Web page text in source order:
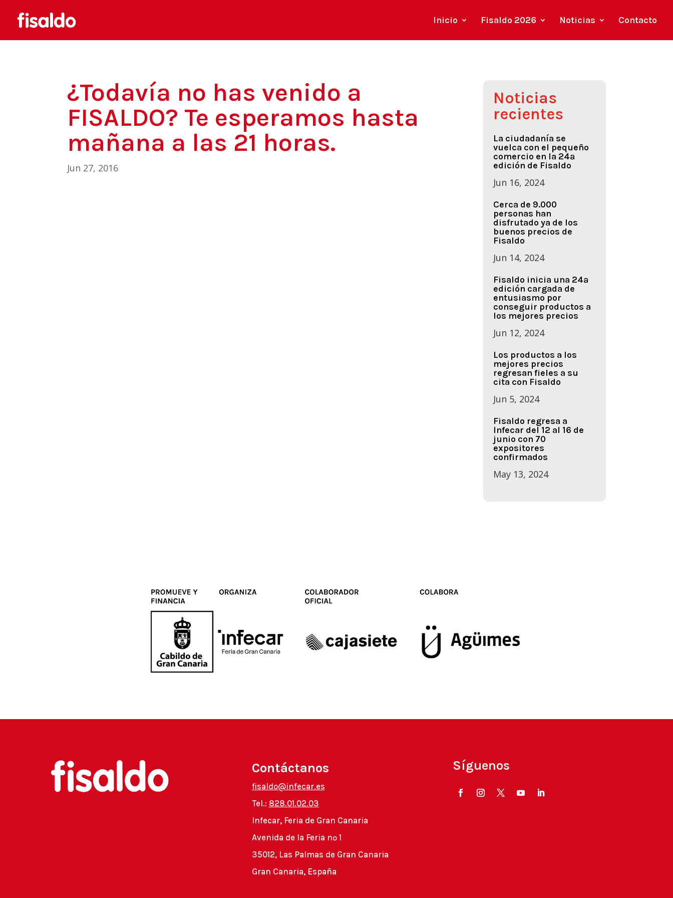
Inicio Fisaldo 2026 Noticias Contacto
¿Todavía no has venido a
FISALDO? Te esperamos hasta
mañana a las 21 horas.
Jun 27, 2016
Noticias
recientes
La ciudadanía se
vuelca con el pequeño
comercio en la 24ª
edición de Fisaldo
Jun 16, 2024
Cerca de 9.000
personas han
disfrutado ya de los
buenos precios de
Fisaldo
Jun 14, 2024
Fisaldo inicia una 24ª
edición cargada de
entusiasmo por
conseguir productos a
los mejores precios
Jun 12, 2024
Los productos a los
mejores precios
regresan fieles a su
cita con Fisaldo
Jun 5, 2024
Fisaldo regresa a
Infecar del 12 al 16 de
junio con 70
expositores
confirmados
May 13, 2024
Contáctanos
fisaldo@infecar.es
Tel.: 828.01.02.03
Infecar, Feria de Gran Canaria
Avenida de la Feria nº 1
35012, Las Palmas de Gran Canaria
Gran Canaria, España
Síguenos